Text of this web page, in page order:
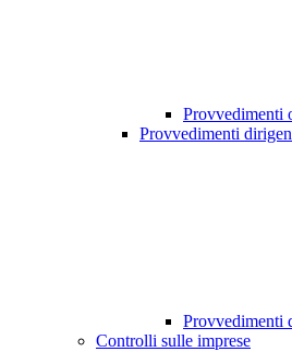
Provvedimenti
Provvedimenti
Provvedimenti
Controlli sulle imprese